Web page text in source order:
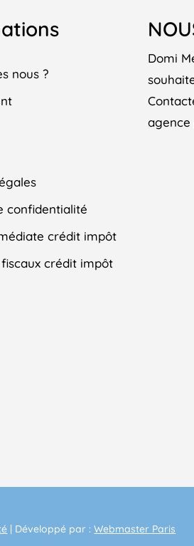
nous ?
confidentialité
crédit impôt
crédit impôt
Domi
agence
| Développé par :Webmaster Paris